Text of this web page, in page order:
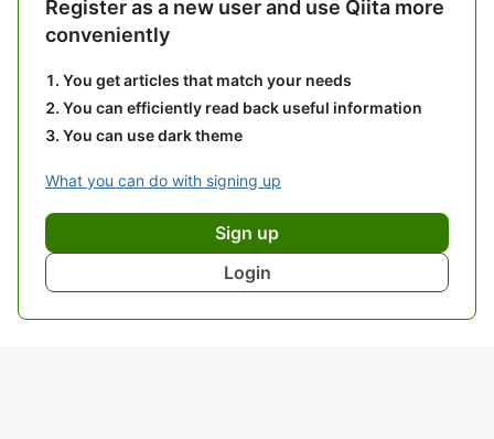
Register as a new user and use Qiita more
conveniently
You get articles that match your needs
You can efficiently read back useful information
You can use dark theme
What you can do with signing up
Sign up
Login